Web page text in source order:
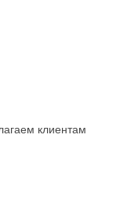
клиентам